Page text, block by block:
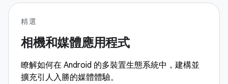
精選
相機和媒體應用程式
瞭解如何在 Android 的多裝置生態系統中，建構並
擴充引人入勝的媒體體驗。